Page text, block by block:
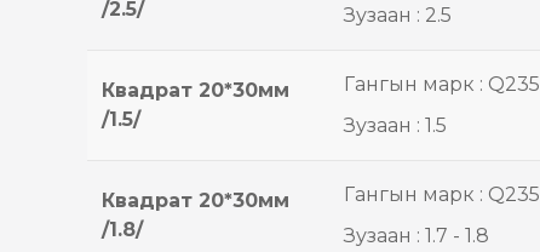
/2.5/
Зузаан : 2.5
Квадрат 20*30мм
/1.5/
Гангын марк : Q235
Зузаан : 1.5
Квадрат 20*30мм
/1.8/
Гангын марк : Q235
Зузаан : 1.7 - 1.8